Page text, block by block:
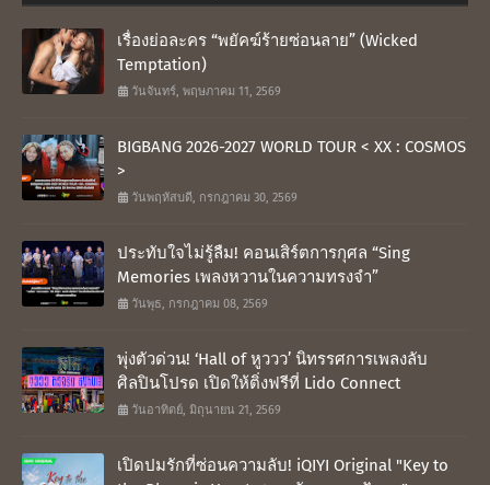
เรื่องย่อละคร “พยัคฆ์ร้ายซ่อนลาย” (Wicked
Temptation)
วันจันทร์, พฤษภาคม 11, 2569
BIGBANG 2026-2027 WORLD TOUR < XX : COSMOS
>
วันพฤหัสบดี, กรกฎาคม 30, 2569
ประทับใจไม่รู้ลืม! คอนเสิร์ตการกุศล “Sing
Memories เพลงหวานในความทรงจำ”
วันพุธ, กรกฎาคม 08, 2569
พุ่งตัวด่วน! ‘Hall of หูววว’ นิทรรศการเพลงลับ
ศิลปินโปรด เปิดให้ติ่งฟรีที่ Lido Connect
วันอาทิตย์, มิถุนายน 21, 2569
เปิดปมรักที่ซ่อนความลับ! iQIYI Original "Key to